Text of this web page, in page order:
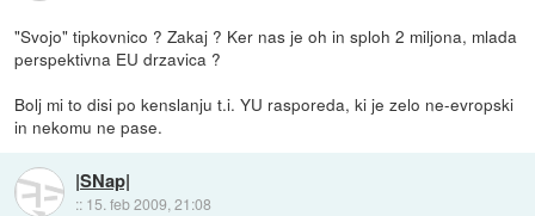
"Svojo" tipkovnico ? Zakaj ? Ker nas je oh in sploh 2 miljona, mlada
perspektivna EU drzavica ?
Bolj mi to disi po kenslanju t.i. YU rasporeda, ki je zelo ne-evropski
in nekomu ne pase.
|SNap|
:: 15. feb 2009, 21:08